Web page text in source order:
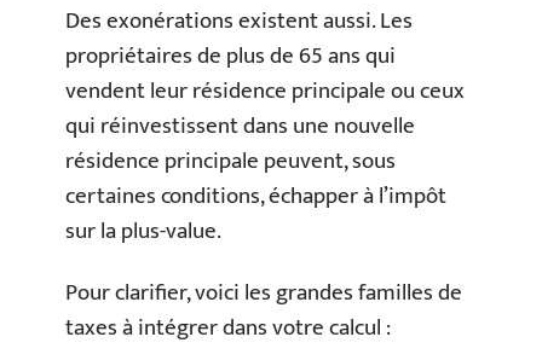
Des exonérations existent aussi. Les
propriétaires de plus de 65 ans qui
vendent leur résidence principale ou ceux
qui réinvestissent dans une nouvelle
résidence principale peuvent, sous
certaines conditions, échapper à l’impôt
sur la plus-value.
Pour clarifier, voici les grandes familles de
taxes à intégrer dans votre calcul :